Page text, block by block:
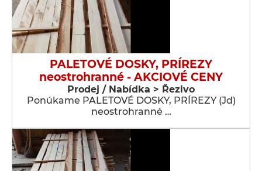
PALETOVÉ DOSKY, PRÍREZY
neostrohranné - AKCIOVÉ CENY
Prodej / Nabídka > Řezivo
Ponúkame PALETOVÉ DOSKY, PRÍREZY (Jd)
neostrohranné …